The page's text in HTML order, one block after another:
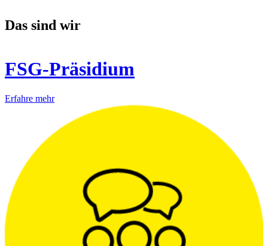
Das sind wir
FSG-Präsidium
Erfahre mehr